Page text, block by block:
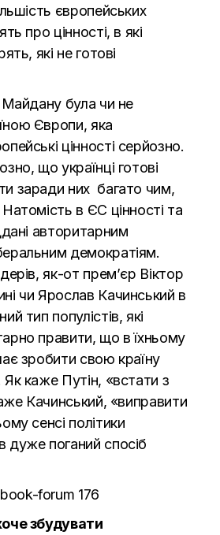
європейських
про цінності, в які
які не готові
Майдану була чи не
Європи, яка
цінності серйозно.
що українці готові
заради них багато чим,
в ЄС цінності та
авторитарним
демократіям.
як-от премʼєр Віктор
чи Ярослав Качинський в
тип популістів, які
правити, що в їхньому
зробити свою країну
каже Путін, «встати з
Качинський, «виправити
сенсі політики
дуже поганий спосіб
збудувати